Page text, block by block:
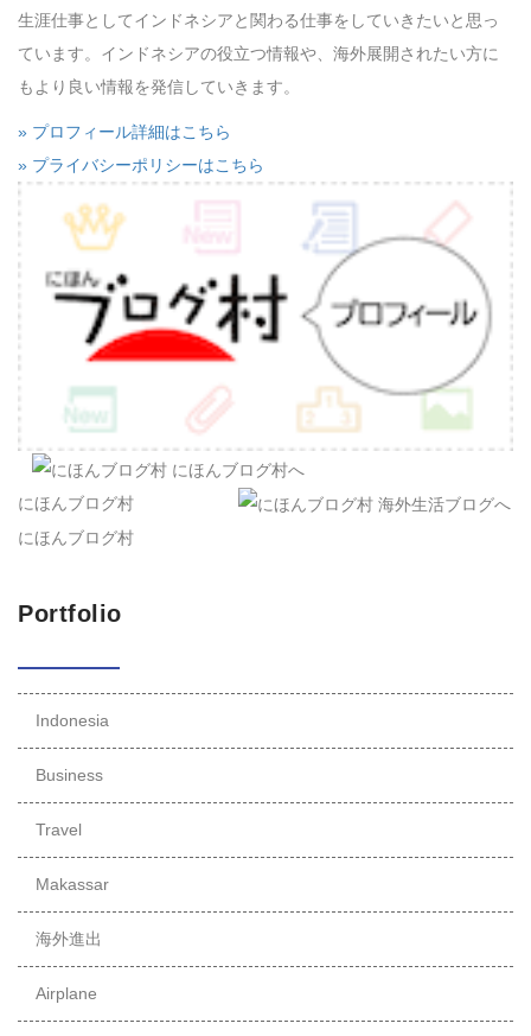
生涯仕事としてインドネシアと関わる仕事をしていきたいと思っ
ています。インドネシアの役立つ情報や、海外展開されたい方に
もより良い情報を発信していきます。
» プロフィール詳細はこちら
» プライバシーポリシーはこちら
にほんブログ村
にほんブログ村
Portfolio
Indonesia
Business
Travel
Makassar
海外進出
Airplane